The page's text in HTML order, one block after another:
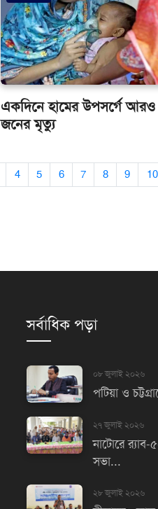
একদিনে হামের উপসর্গে
জনের মৃত্যু
4 5 6 7 8 9 10
সর্বাধিক পড়া
০৮ জুলাই ২০২৬
পটিয়া ও
২৭ জুলাই ২০২৬
নাটোরে
সভা...
২৮ জুলাই ২০২৬